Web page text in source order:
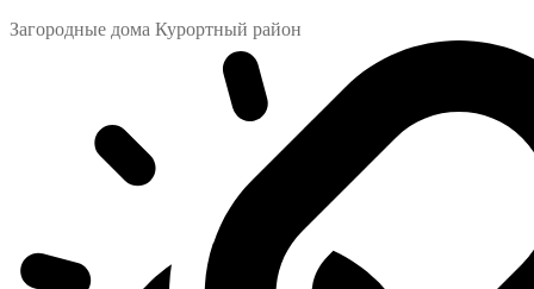
Загородные дома Курортный район